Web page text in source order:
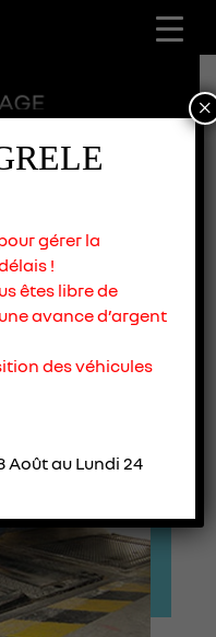
RDV
gérer la
!
êtes libre de
avance d’argent
des véhicules
Août au Lundi 24
×